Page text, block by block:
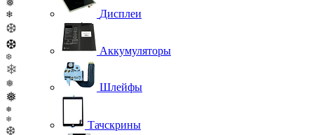
❅
❄
❆
❆
❆
❄
❅
❅
❅
❄
❆
Дисплеи
Аккумуляторы
Шлейфы
Тачскрины